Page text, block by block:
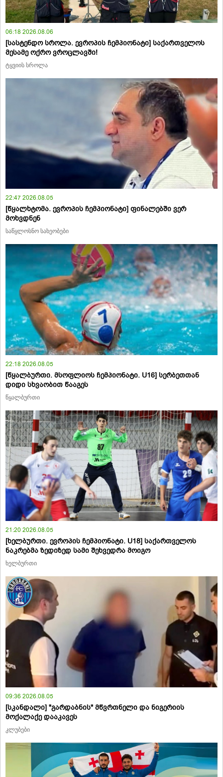
06:18 2026.08.06
[სასტენდო სროლა. ევროპის ჩემპიონატი] საქართველოს
მესამე ოქრო ვროცლავში!
ტყვიის სროლა
22:47 2026.08.05
[წყალხტომა. ევროპის ჩემპიონატი] ფინალებში ვერ
მოხვდნენ
საწყლოსნო სახეობები
22:18 2026.08.05
[წყალბურთი. მსოფლიოს ჩემპიონატი. U16] სერბეთთან
დიდი სხვაობით წააგეს
წყალბურთი
21:20 2026.08.05
[ხელბურთი. ევროპის ჩემპიონატი. U18] საქართველოს
ნაკრებმა ზედიზედ სამი შეხვედრა მოიგო
ხელბურთი
09:36 2026.08.05
[სკანდალი] "გარდაბნის" მწვრთნელი და ნიგერიის
მოქალაქე დააკავეს
კლუბები